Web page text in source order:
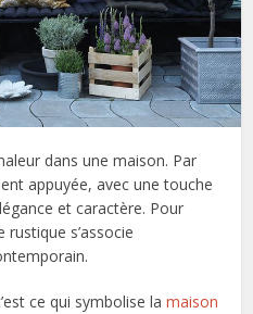
dans une maison. Par
appuyée, avec une touche
et caractère. Pour
s’associe
ce qui symbolise lamaison